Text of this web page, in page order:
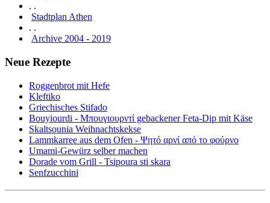
. .
Stadtplan Athen
. .
Archive 2004 - 2019
Neue Rezepte
Roggenbrot mit Hefe
Kleftiko
Griechisches Stifado
Bouyiourdi - Μπουγιουρντί gebackener Feta-Dip mit Käse
Skaltsounia Weihnachtskekse
Lammkarree aus dem Ofen - Ψητό αρνί από το φούρνο
Umami-Gewürz selber machen
Dorade vom Grill - Tsipoura sti skara
Senfzucchini